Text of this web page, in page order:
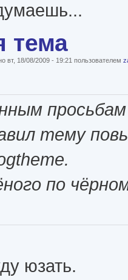
тема
вт, 18/08/2009 - 19:21 пользователем
тему
по
юзать.